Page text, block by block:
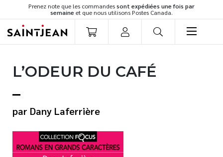
Prenez note que les commandessont expédiées une fois par
semaine et que nous utilisons Postes Canada.
Romans
Développement personnel
Littérature jeunesse
Spiritualité
Famille
L’ODEUR DU CAFÉ
Dany Laferrière